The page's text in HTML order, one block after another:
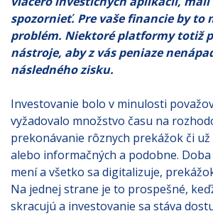
spozornieť. Pre vaše financie by to
problém. Niektoré platformy totiž
nástroje, aby z vás peniaze
následného zisku.
Investovanie bolo v minulosti
vyžadovalo množstvo času na
prekonávanie rôznych prekážok či
alebo informačných a podobne.
mení a všetko sa digitalizuje,
Na jednej strane je to prospešné,
skracujú a investovanie sa stáva